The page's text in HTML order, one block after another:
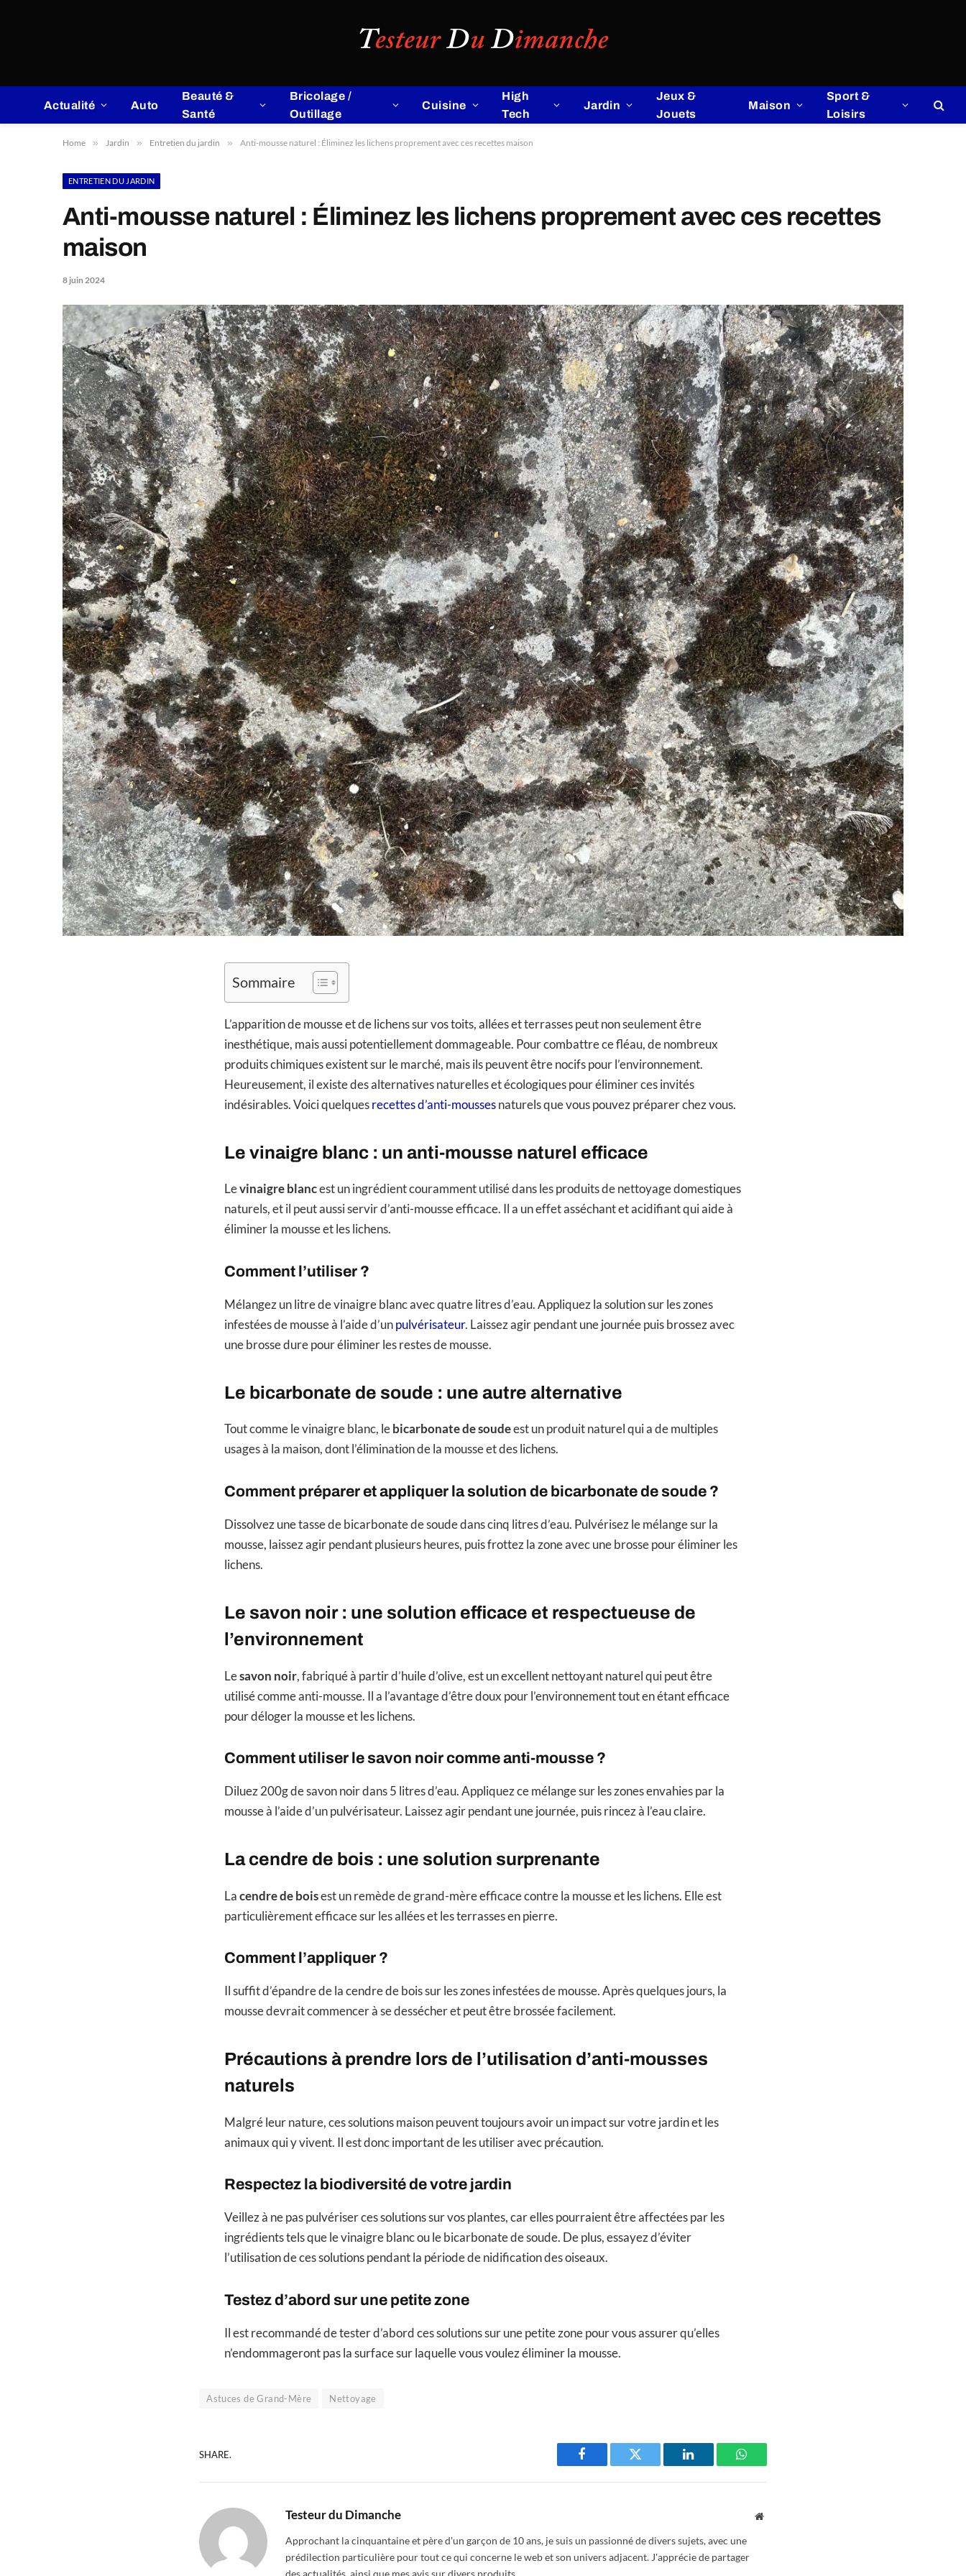
Actualité Auto
Beauté &
Santé
Bricolage /
Outillage
Cuisine
High
Tech
Jardin
Jeux &
Jouets
Maison
Sport &
Loisirs
Home » Jardin » Entretien du jardin » Anti-mousse naturel : Éliminez les lichens proprement avec ces recettes maison
ENTRETIEN DU JARDIN
Anti-mousse naturel : Éliminez les lichens proprement avec ces recettes
maison
8 juin 2024
Sommaire
L’apparition de mousse et de lichens sur vos toits, allées et terrasses peut non seulement être
inesthétique, mais aussi potentiellement dommageable. Pour combattre ce fléau, de nombreux
produits chimiques existent sur le marché, mais ils peuvent être nocifs pour l’environnement.
Heureusement, il existe des alternatives naturelles et écologiques pour éliminer ces invités
indésirables. Voici quelques recettes d’anti-mousses naturels que vous pouvez préparer chez vous.
Le vinaigre blanc : un anti-mousse naturel efficace
Levinaigre blancest un ingrédient couramment utilisé dans les produits de nettoyage domestiques
naturels, et il peut aussi servir d’anti-mousse efficace. Il a un effet asséchant et acidifiant qui aide à
éliminer la mousse et les lichens.
Comment l’utiliser ?
Mélangez un litre de vinaigre blanc avec quatre litres d’eau. Appliquez la solution sur les zones
infestées de mousse à l’aide d’un pulvérisateur. Laissez agir pendant une journée puis brossez avec
une brosse dure pour éliminer les restes de mousse.
Le bicarbonate de soude : une autre alternative
Tout comme le vinaigre blanc, le bicarbonate de soudeest un produit naturel qui a de multiples
usages à la maison, dont l’élimination de la mousse et des lichens.
Comment préparer et appliquer la solution de bicarbonate de soude ?
Dissolvez une tasse de bicarbonate de soude dans cinq litres d’eau. Pulvérisez le mélange sur la
mousse, laissez agir pendant plusieurs heures, puis frottez la zone avec une brosse pour éliminer les
lichens.
Le savon noir : une solution efficace et respectueuse de
l’environnement
Lesavon noir, fabriqué à partir d’huile d’olive, est un excellent nettoyant naturel qui peut être
utilisé comme anti-mousse. Il a l’avantage d’être doux pour l’environnement tout en étant efficace
pour déloger la mousse et les lichens.
Comment utiliser le savon noir comme anti-mousse ?
Diluez 200g de savon noir dans 5 litres d’eau. Appliquez ce mélange sur les zones envahies par la
mousse à l’aide d’un pulvérisateur. Laissez agir pendant une journée, puis rincez à l’eau claire.
La cendre de bois : une solution surprenante
La cendre de boisest un remède de grand-mère efficace contre la mousse et les lichens. Elle est
particulièrement efficace sur les allées et les terrasses en pierre.
Comment l’appliquer ?
Il suffit d’épandre de la cendre de bois sur les zones infestées de mousse. Après quelques jours, la
mousse devrait commencer à se dessécher et peut être brossée facilement.
Précautions à prendre lors de l’utilisation d’anti-mousses
naturels
Malgré leur nature, ces solutions maison peuvent toujours avoir un impact sur votre jardin et les
animaux qui y vivent. Il est donc important de les utiliser avec précaution.
Respectez la biodiversité de votre jardin
Veillez à ne pas pulvériser ces solutions sur vos plantes, car elles pourraient être affectées par les
ingrédients tels que le vinaigre blanc ou le bicarbonate de soude. De plus, essayez d’éviter
l’utilisation de ces solutions pendant la période de nidification des oiseaux.
Testez d’abord sur une petite zone
Il est recommandé de tester d’abord ces solutions sur une petite zone pour vous assurer qu’elles
n’endommageront pas la surface sur laquelle vous voulez éliminer la mousse.
Astuces de Grand-Mère Nettoyage
SHARE.
Facebook Twitter LinkedIn WhatsApp
Testeur du Dimanche Website
Approchant la cinquantaine et père d'un garçon de 10 ans, je suis un passionné de divers sujets, avec une
prédilection particulière pour tout ce qui concerne le web et son univers adjacent. J'apprécie de partager